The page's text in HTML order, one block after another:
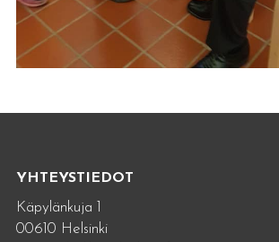
YHTEYSTIEDOT
Käpylänkuja 1
00610 Helsinki